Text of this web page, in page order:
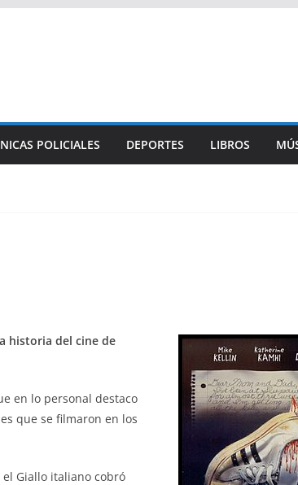
POLICIALES DEPORTES LIBROS
historia del cine de
en lo personal destaco
que se filmaron en los
Giallo italiano cobró